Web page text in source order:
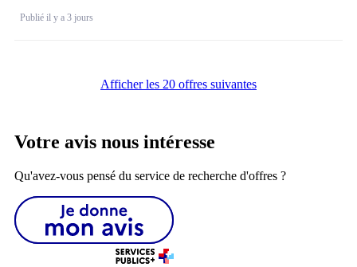
Publié il y a 3 jours
Afficher les 20 offres suivantes
Votre avis nous intéresse
Qu'avez-vous pensé du service de recherche d'offres ?